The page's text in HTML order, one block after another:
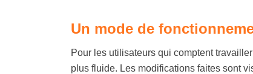
Un mode de
Pour les utilisateurs qui comptent
plus fluide. Les modifications faites sont